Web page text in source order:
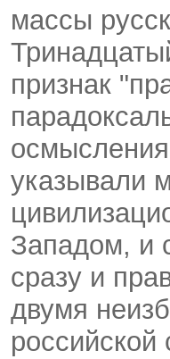
массы
признак
указывали
Западом, и
сразу и
двумя
российской